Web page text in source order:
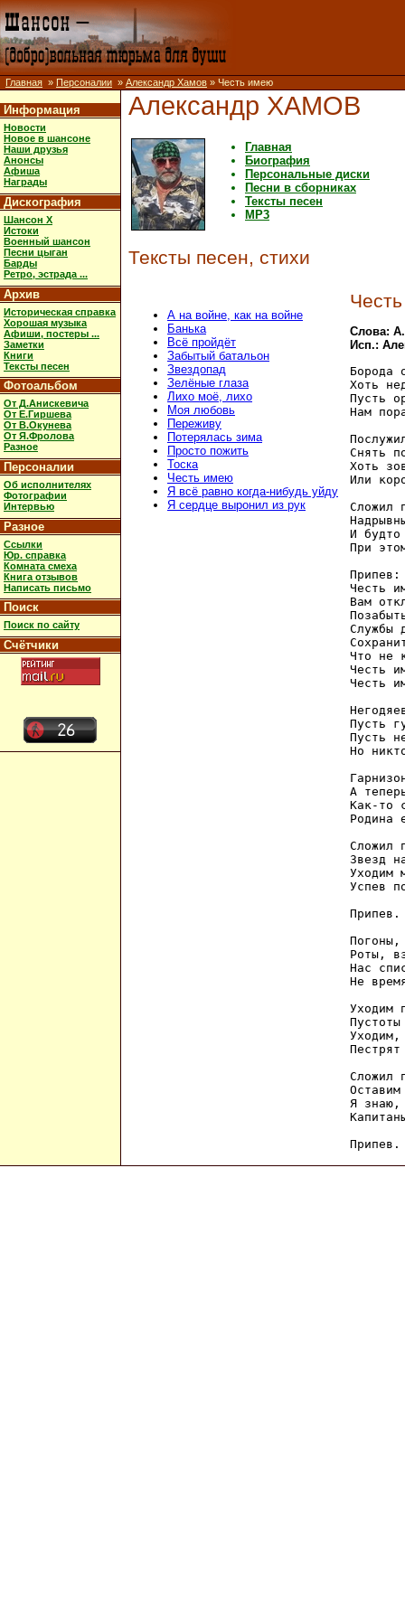
Главная » Персоналии » Александр Хамов » Честь имею
Информация
Новости
Новое в шансоне
Наши друзья
Анонсы
Афиша
Награды
Дискография
Шансон X
Истоки
Военный шансон
Песни цыган
Барды
Ретро, эстрада ...
Архив
Историческая справка
Хорошая музыка
Афиши, постеры ...
Заметки
Книги
Тексты песен
Фотоальбом
От Д.Анискевича
От Е.Гиршева
От В.Окунева
От Я.Фролова
Разное
Персоналии
Об исполнителях
Фотографии
Интервью
Разное
Ссылки
Юр. справка
Комната смеха
Книга отзывов
Написать письмо
Поиск
Поиск по сайту
Счётчики
Александр ХАМОВ
Главная
Биография
Персональные диски
Песни в сборниках
Тексты песен
MP3
Тексты песен, стихи
А на войне, как на войне
Банька
Всё пройдёт
Забытый батальон
Звездопад
Зелёные глаза
Лихо моё, лихо
Моя любовь
Переживу
Потерялась зима
Просто пожить
Тоска
Честь имею
Я всё равно когда-нибудь уйду
Я сердце выронил из рук
Слова:
Исп.:
Борода
Хоть
Пусть
Нам
Снять
Хоть
Или
Сложил
И
При
Припев:
Честь
Вам
Службы
Что не
Честь
Честь
Пусть
Пусть
Но
А
Как-то
Родина
Сложил
Звезд
Уходим
Успев
Припев.
Роты,
Нас
Не
Уходим
Сложил
Я знаю,
Припев.